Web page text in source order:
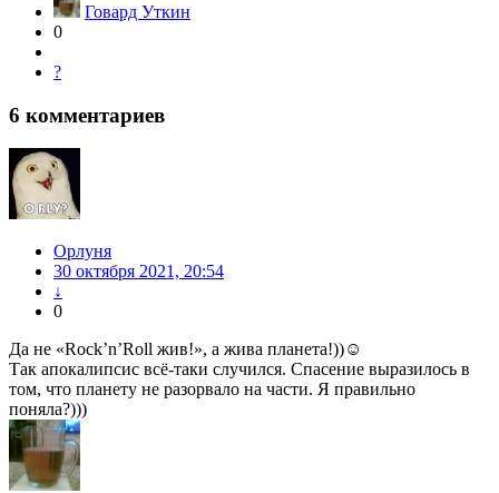
Говард Уткин
0
?
6 комментариев
Орлуня
30 октября 2021, 20:54
↓
0
Да не «Rock’n’Roll жив!», а жива планета!))☺
Так апокалипсис всё-таки случился. Спасение выразилось в
том, что планету не разорвало на части. Я правильно
поняла?)))